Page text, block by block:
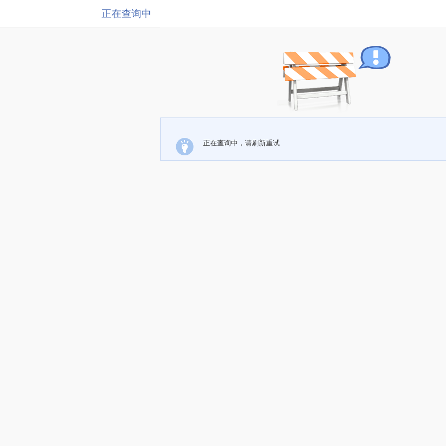
正在查询中
正在查询中，请刷新重试